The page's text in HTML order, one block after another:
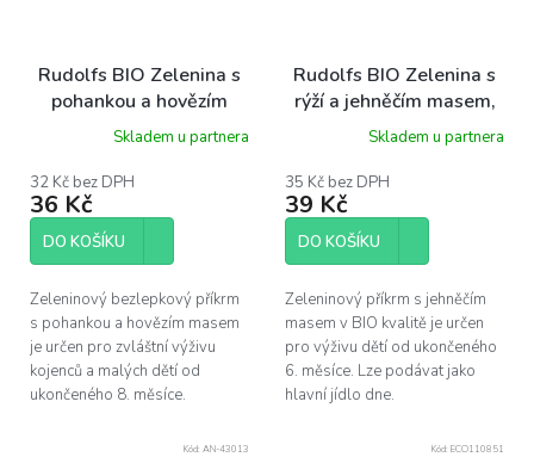
Rudolfs BIO Zelenina s
pohankou a hovězím
masem, 190 g
Skladem u partnera
32 Kč bez DPH
36 Kč
DO KOŠÍKU
Zeleninový bezlepkový příkrm
s pohankou a hovězím masem
je určen pro zvláštní výživu
kojenců a malých dětí od
ukončeného 8. měsíce.
Rudolfs BIO Zelenina s
rýží a jehněčím masem,
190 g
Skladem u partnera
35 Kč bez DPH
39 Kč
DO KOŠÍKU
Zeleninový příkrm s jehněčím
masem v BIO kvalitě je určen
pro výživu dětí od ukončeného
6. měsíce. Lze podávat jako
hlavní jídlo dne.
Kód: AN-43013 Kód: ECO110851